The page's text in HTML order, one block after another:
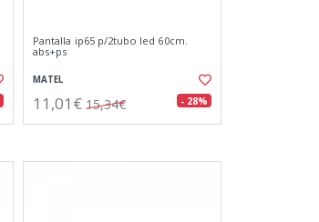
Pantalla ip65 p/2tubo led 60cm.
abs+ps
MATEL
11,01€ 15,34€ - 28%